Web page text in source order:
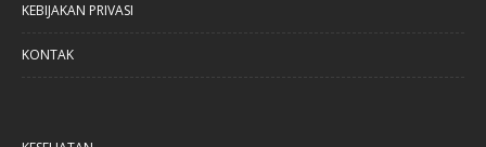
KEBIJAKAN PRIVASI
KONTAK